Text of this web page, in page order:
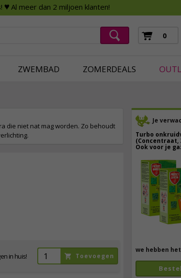
♥ Al meer dan 2 miljoen klanten!
0
ZWEMBAD ZOMERDEALS
beveiliging
Je
Turbo
(Concentraat,
Ook voor je
we hebben het
die niet nat mag worden. Zo behoudt
in huis! Toevoegen